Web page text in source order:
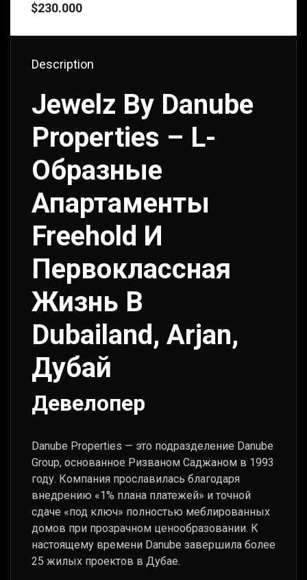
$230.000
Description
Jewelz By Danube
Properties – L-
Образные
Апартаменты
Freehold И
Первоклассная
Жизнь В
Dubailand, Arjan,
Дубай
Девелопер
Danube Properties — это подразделение Danube
Group, основанное Ризваном Саджаном в 1993
году. Компания прославилась благодаря
внедрению «1% плана платежей» и точной
сдаче «под ключ» полностью меблированных
домов при прозрачном ценообразовании. К
настоящему времени Danube завершила более
25 жилых проектов в Дубае.